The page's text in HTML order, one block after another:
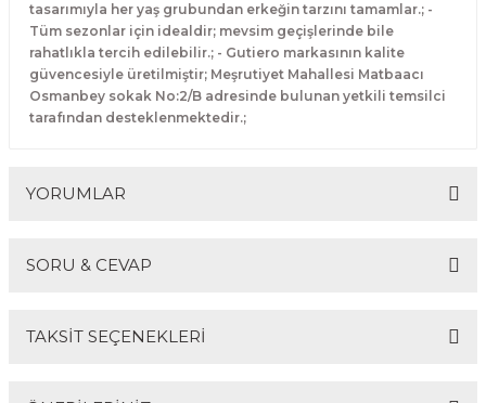
tasarımıyla her yaş grubundan erkeğin tarzını tamamlar.; -
Tüm sezonlar için idealdir; mevsim geçişlerinde bile
rahatlıkla tercih edilebilir.; - Gutiero markasının kalite
güvencesiyle üretilmiştir; Meşrutiyet Mahallesi Matbaacı
Osmanbey sokak No:2/B adresinde bulunan yetkili temsilci
tarafından desteklenmektedir.;
YORUMLAR
SORU & CEVAP
TAKSİT SEÇENEKLERİ